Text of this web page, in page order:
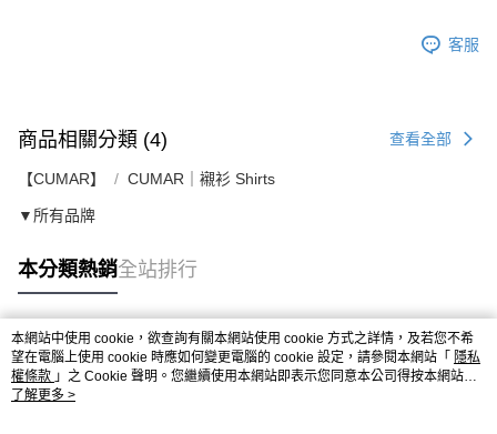
客服
商品相關分類 (4) 查看全部
【CUMAR】 CUMAR｜襯衫 Shirts
▼所有品牌
本分類熱銷全站排行
熱門標籤
本網站中使用 cookie，欲查詢有關本網站使用 cookie 方式之詳情，及若您不希
望在電腦上使用 cookie 時應如何變更電腦的 cookie 設定，請參閱本網站「 隱私
權條款 」之 Cookie 聲明。您繼續使用本網站即表示您同意本公司得按本網站使
用條款之 Cookie 聲明使用 cookie。
了解更多 >